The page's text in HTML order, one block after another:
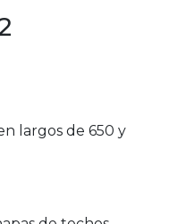
largos de 650 y